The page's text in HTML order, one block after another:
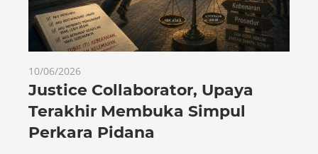
10/06/2026
Justice Collaborator, Upaya
Terakhir Membuka Simpul
Perkara Pidana